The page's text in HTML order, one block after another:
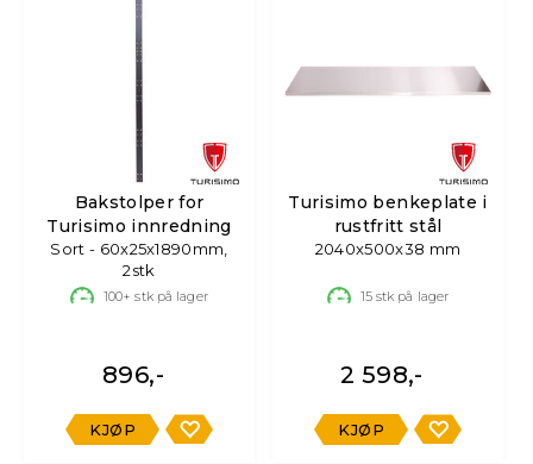
Bakstolper for
Turisimo innredning
Sort - 60x25x1890mm,
2stk
100+ stk på lager
896,-
KJØP
Turisimo benkeplate i
rustfritt stål
2040x500x38 mm
15stk på lager
2 598,-
KJØP